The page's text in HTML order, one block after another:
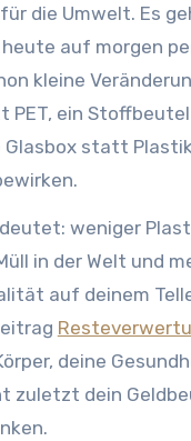
die Umwelt. Es
heute auf morgen
kleine
PET, ein
statt
weniger
in der Welt und
auf deinem
deine
zuletzt dein